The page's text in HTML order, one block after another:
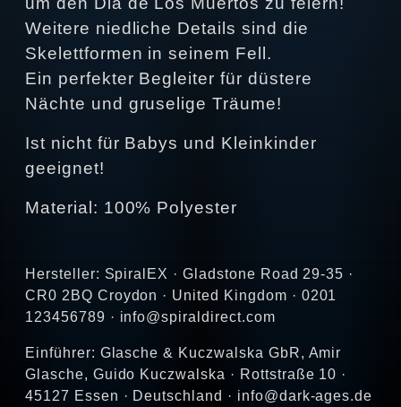
Weitere niedliche Details sind die
Skelettformen in seinem Fell.
Ein perfekter Begleiter für düstere
Nächte und gruselige Träume!
Ist nicht für Babys und Kleinkinder
geeignet!
Material: 100% Polyester
Hersteller: SpiralEX · Gladstone Road 29-35 ·
CR0 2BQ Croydon · United Kingdom · 0201
123456789 · info@spiraldirect.com
Einführer: Glasche & Kuczwalska GbR, Amir
Glasche, Guido Kuczwalska · Rottstraße 10 ·
45127 Essen · Deutschland · info@dark-ages.de